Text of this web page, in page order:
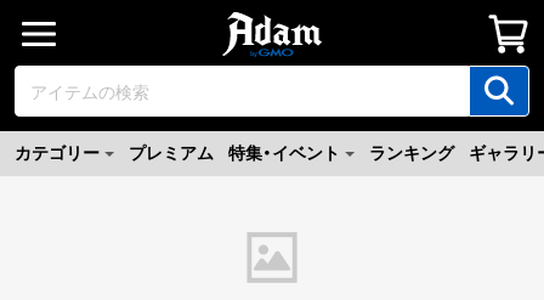
カテゴリー プレミアム 特集・イベント ランキング ギャラリ